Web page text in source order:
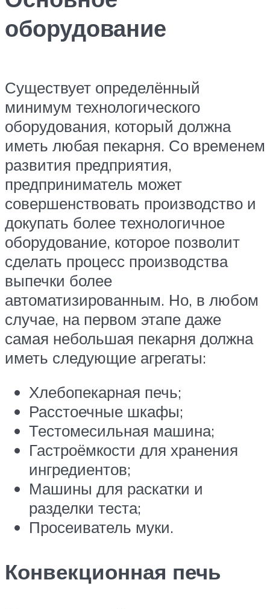
оборудование
Существует определённый
минимум технологического
оборудования, который должна
иметь любая пекарня. Со временем
развития предприятия,
предприниматель может
совершенствовать производство и
докупать более технологичное
оборудование, которое позволит
сделать процесс производства
выпечки более
автоматизированным. Но, в любом
случае, на первом этапе даже
самая небольшая пекарня должна
иметь следующие агрегаты:
Хлебопекарная печь;
Расстоечные шкафы;
Тестомесильная машина;
Гастроёмкости для хранения
ингредиентов;
Машины для раскатки и
разделки теста;
Просеиватель муки.
Конвекционная печь